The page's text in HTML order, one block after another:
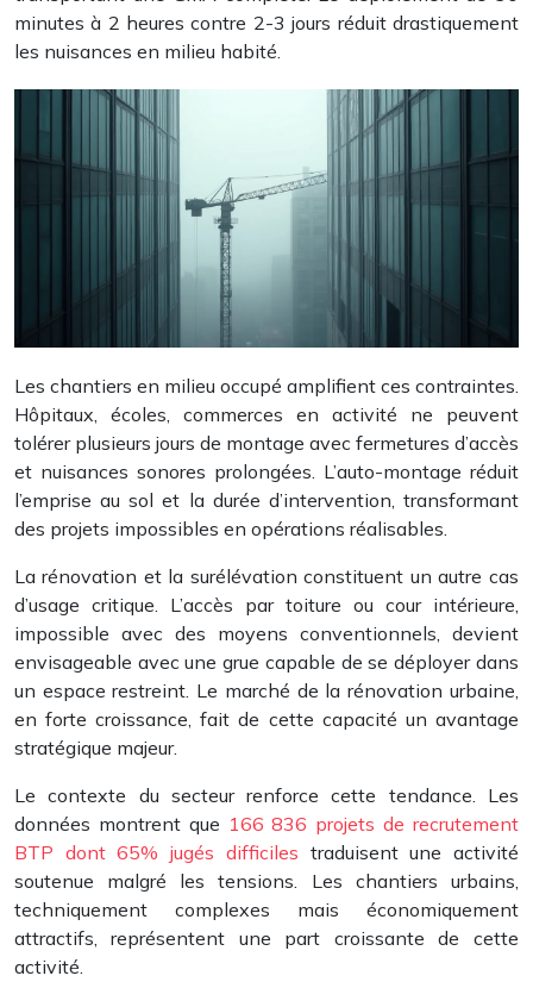
minutes à 2 heures contre 2-3 jours réduit drastiquement
les nuisances en milieu habité.
Les chantiers en milieu occupé amplifient ces contraintes.
Hôpitaux, écoles, commerces en activité ne peuvent
tolérer plusieurs jours de montage avec fermetures d’accès
et nuisances sonores prolongées. L’auto-montage réduit
l’emprise au sol et la durée d’intervention, transformant
des projets impossibles en opérations réalisables.
La rénovation et la surélévation constituent un autre cas
d’usage critique. L’accès par toiture ou cour intérieure,
impossible avec des moyens conventionnels, devient
envisageable avec une grue capable de se déployer dans
un espace restreint. Le marché de la rénovation urbaine,
en forte croissance, fait de cette capacité un avantage
stratégique majeur.
Le contexte du secteur renforce cette tendance. Les
données montrent que 166 836 projets de recrutement
BTP dont 65% jugés difficiles traduisent une activité
soutenue malgré les tensions. Les chantiers urbains,
techniquement complexes mais économiquement
attractifs, représentent une part croissante de cette
activité.